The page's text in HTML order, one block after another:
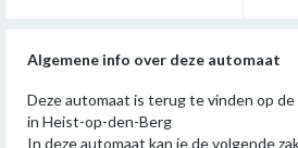
Algemene info over deze automaat
Deze automaat is terug te vinden op
in Heist-op-den-Berg
In deze automaat kan je de volgende